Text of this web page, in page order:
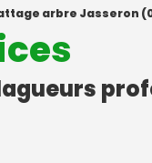
arbre Jasseron